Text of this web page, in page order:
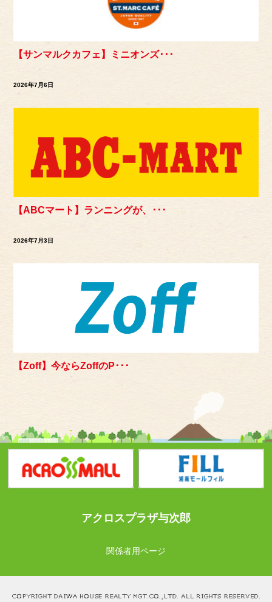
【サンマルクカフェ】ミニオンズ･･･
2026年7月6日
【ABCマート】ランニングが、･･･
2026年7月3日
【Zoff】今ならZoffのP･･･
アクロスプラザ与次郎
関係者用ページ